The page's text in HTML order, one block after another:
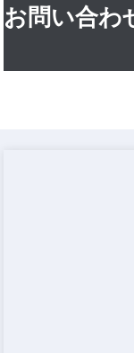
お問い合わ